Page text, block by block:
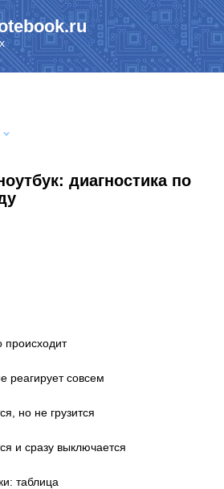
диагностика по
реагирует совсем
но не грузится
и сразу выключается
таблица